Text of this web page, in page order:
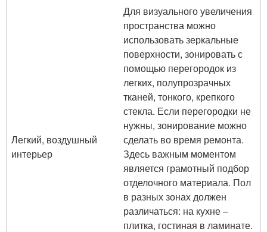
Легкий, воздушный
интерьер
Для визуального увеличения
пространства можно
использовать зеркальные
поверхности, зонировать с
помощью перегородок из
легких, полупрозрачных
тканей, тонкого, крепкого
стекла. Если перегородки не
нужны, зонирование можно
сделать во время ремонта.
Здесь важным моментом
является грамотный подбор
отделочного материала. Пол
в разных зонах должен
различаться: на кухне –
плитка, гостиная в ламинате.